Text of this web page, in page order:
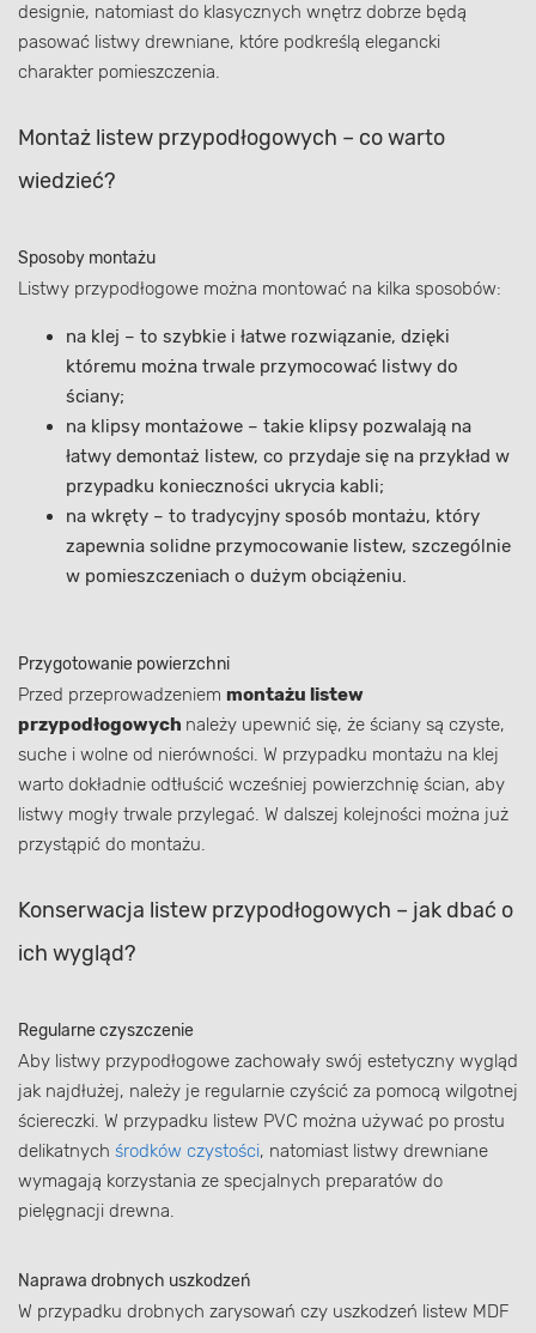
designie, natomiast do klasycznych wnętrz dobrze będą
pasować listwy drewniane, które podkreślą elegancki
charakter pomieszczenia.
Montaż listew przypodłogowych – co warto
wiedzieć?
Sposoby montażu
Listwy przypodłogowe można montować na kilka sposobów:
na klej – to szybkie i łatwe rozwiązanie, dzięki
któremu można trwale przymocować listwy do
ściany;
na klipsy montażowe – takie klipsy pozwalają na
łatwy demontaż listew, co przydaje się na przykład w
przypadku konieczności ukrycia kabli;
na wkręty – to tradycyjny sposób montażu, który
zapewnia solidne przymocowanie listew, szczególnie
w pomieszczeniach o dużym obciążeniu.
Przygotowanie powierzchni
Przed przeprowadzeniem montażu listew
przypodłogowych należy upewnić się, że ściany są czyste,
suche i wolne od nierówności. W przypadku montażu na klej
warto dokładnie odtłuścić wcześniej powierzchnię ścian, aby
listwy mogły trwale przylegać. W dalszej kolejności można już
przystąpić do montażu.
Konserwacja listew przypodłogowych – jak dbać o
ich wygląd?
Regularne czyszczenie
Aby listwy przypodłogowe zachowały swój estetyczny wygląd
jak najdłużej, należy je regularnie czyścić za pomocą wilgotnej
ściereczki. W przypadku listew PVC można używać po prostu
delikatnych środków czystości, natomiast listwy drewniane
wymagają korzystania ze specjalnych preparatów do
pielęgnacji drewna.
Naprawa drobnych uszkodzeń
W przypadku drobnych zarysowań czy uszkodzeń listew MDF